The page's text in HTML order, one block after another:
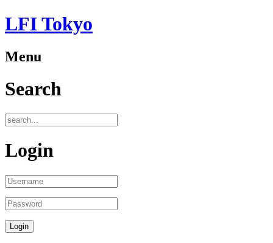
LFI Tokyo
Menu
Search
Login